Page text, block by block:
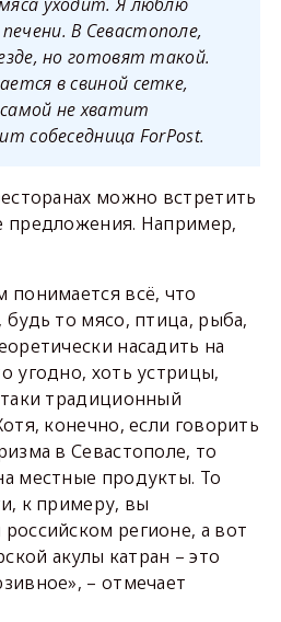
В Севастополе,
но готовят такой.
в свиной сетке,
не хватит
собеседница ForPost.
можно встретить
предложения. Например,
всё, что
то мясо, птица, рыба,
насадить на
угодно, хоть устрицы,
традиционный
конечно, если говорить
в Севастополе, то
местные продукты. То
к примеру, вы
регионе, а вот
акулы катран – это
– отмечает